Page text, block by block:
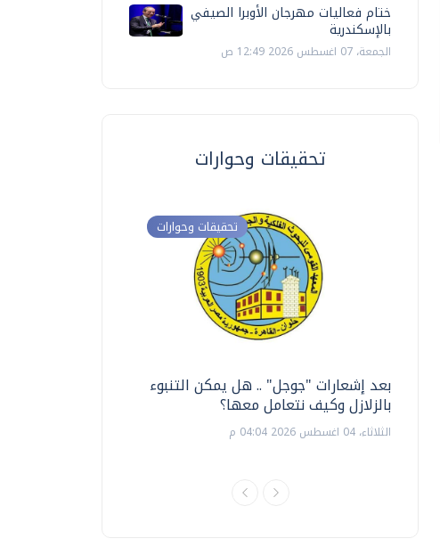
ختام فعاليات مهرجان الأوبرا الصيفي
بالإسكندرية
الجمعة، 07 اغسطس 2026 12:49 ص
تحقيقات وحوارات
تحقيقات وحوارات
بعد إشعارات "جوجل" .. هل يمكن التنبوء
بالزلازل وكيف نتعامل معها؟
الثلاثاء، 04 اغسطس 2026 04:04 م